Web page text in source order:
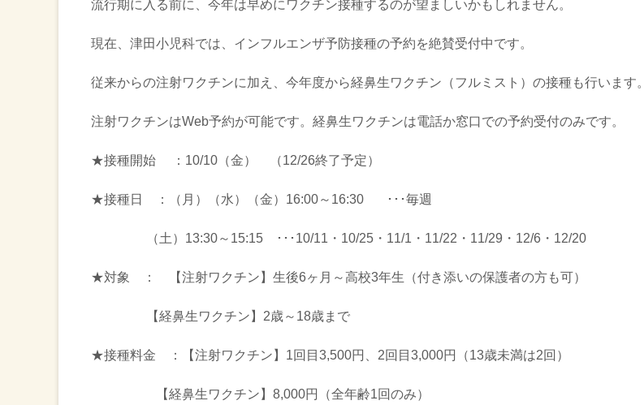
流行期に入る前に、今年は早めにワクチン接種するのが望ましいかもしれません。
現在、津田小児科では、インフルエンザ予防接種の予約を絶賛受付中です。
従来からの注射ワクチンに加え、今年度から経鼻生ワクチン（フルミスト）の接種も行います。
注射ワクチンはWeb予約が可能です。経鼻生ワクチンは電話か窓口での予約受付のみです。
★接種開始 ：10/10（金） （12/26終了予定）
★接種日 ：（月）（水）（金）16:00～16:30 ･･･毎週
（土）13:30～15:15 ･･･10/11・10/25・11/1・11/22・11/29・12/6・12/20
★対象 ： 【注射ワクチン】生後6ヶ月～高校3年生（付き添いの保護者の方も可）
【経鼻生ワクチン】2歳～18歳まで
★接種料金 ：【注射ワクチン】1回目3,500円、2回目3,000円（13歳未満は2回）
【経鼻生ワクチン】8,000円（全年齢1回のみ）